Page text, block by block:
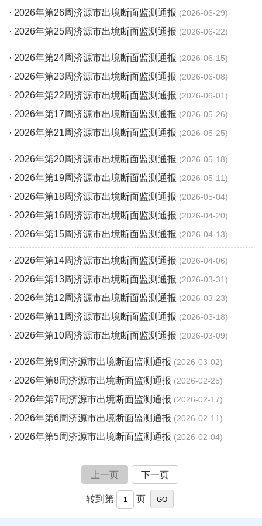
· 2026年第26周济源市出境断面监测通报 2026-06-29
· 2026年第25周济源市出境断面监测通报 2026-06-22
· 2026年第24周济源市出境断面监测通报 2026-06-15
· 2026年第23周济源市出境断面监测通报 2026-06-08
· 2026年第22周济源市出境断面监测通报 2026-06-01
· 2026年第17周济源市出境断面监测通报 2026-05-26
· 2026年第21周济源市出境断面监测通报 2026-05-25
· 2026年第20周济源市出境断面监测通报 2026-05-18
· 2026年第19周济源市出境断面监测通报 2026-05-11
· 2026年第18周济源市出境断面监测通报 2026-05-04
· 2026年第16周济源市出境断面监测通报 2026-04-20
· 2026年第15周济源市出境断面监测通报 2026-04-13
· 2026年第14周济源市出境断面监测通报 2026-04-06
· 2026年第13周济源市出境断面监测通报 2026-03-31
· 2026年第12周济源市出境断面监测通报 2026-03-23
· 2026年第11周济源市出境断面监测通报 2026-03-18
· 2026年第10周济源市出境断面监测通报 2026-03-09
· 2026年第9周济源市出境断面监测通报 2026-03-02
· 2026年第8周济源市出境断面监测通报 2026-02-25
· 2026年第7周济源市出境断面监测通报 2026-02-17
· 2026年第6周济源市出境断面监测通报 2026-02-11
· 2026年第5周济源市出境断面监测通报 2026-02-04
上一页 下一页
转到第 页